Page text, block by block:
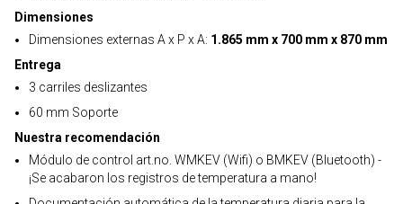
Dimensiones
Dimensiones externas A x P x A: 1.865 mm x 700 mm x 870 mm
Entrega
3 carriles deslizantes
60 mm Soporte
Nuestra recomendación
Módulo de control art.no. WMKEV (Wifi) o BMKEV (Bluetooth) -
¡Se acabaron los registros de temperatura a mano!